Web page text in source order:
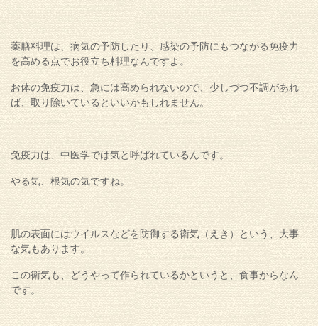
薬膳料理は、病気の予防したり、感染の予防にもつながる免疫力
を高める点でお役立ち料理なんですよ。
お体の免疫力は、急には高められないので、少しづつ不調があれ
ば、取り除いているといいかもしれません。
免疫力は、中医学では気と呼ばれているんです。
やる気、根気の気ですね。
肌の表面にはウイルスなどを防御する衛気（えき）という、大事
な気もあります。
この衛気も、どうやって作られているかというと、食事からなん
です。